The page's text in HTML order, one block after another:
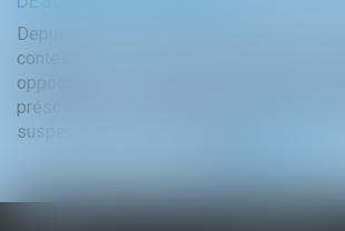
la
Afin de développer la géothermie, le
apporté des simplifications
nouvelles installations. Pour ce faire,
de géothermie sortent du régime des